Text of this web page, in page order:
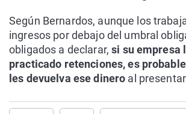
Según Bernardos, aunque los
ingresos por debajo del umbral
obligados a declarar,si su empresa
practicado retenciones, es
les devuelva ese dinero al